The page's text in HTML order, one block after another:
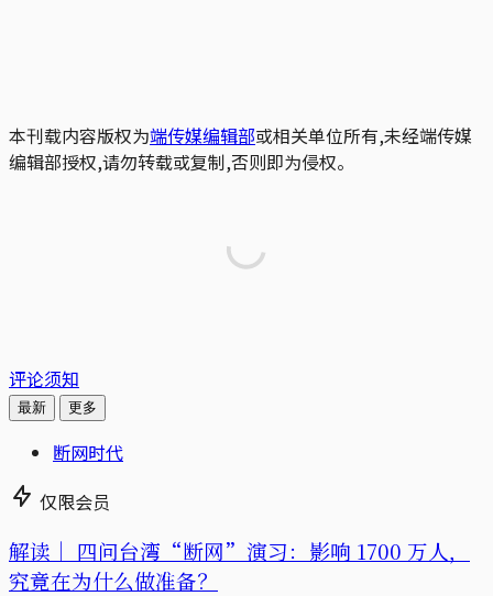
本刊载内容版权为端传媒编辑部或相关单位所有,未经端传媒
编辑部授权,请勿转载或复制,否则即为侵权。
评论须知
最新 更多
断网时代
仅限会员
解读｜ 四问台湾“断网”演习：影响 1700 万人，
究竟在为什么做准备？